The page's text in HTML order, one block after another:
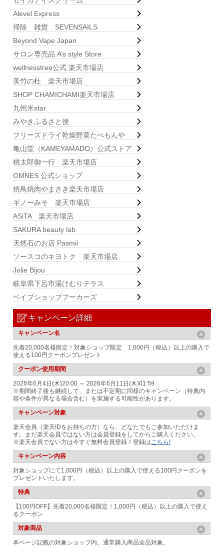
Alevel Express
掃除 雑貨 SEVENSAILS
Beyond Vape Japan
サロン専売品 A’s style Store
wellnesstree公式 楽天市場店
美竹の杜 楽天市場店
SHOP CHAMICHAMI楽天市場店
九州米star
みやきふるさと便
フリーズドライ乾燥野菜たべもんや
亀山堂（KAMEYAMADO）公式ストア
桃太郎御一行 楽天市場店
OMNES 公式ショップ
焼鳥焼肉やまさき楽天市場店
ギノーみそ 楽天市場店
ASiTA 楽天市場店
SAKURA beauty lab.
天然石のお店 Pasmii
ソースコのキヨトク 楽天市場店
Jolie Bijou
岐阜県下呂市湯けむりテラス
ベイプショップフーカーズ
キャンペーン詳細
キャンペーン名
先着20,000名様限定！対象ショップ限定 1,000円（税込）以上の購入で
使える100円クーポンプレゼント
クーポン使用期間
2026年6月4日(木)20:00 ～ 2026年6月11日(木)01:59
※期間終了後も継続して、または不定期に同様のキャンペーン（特典内
容や条件が異なる場合含む）を実施する可能性があります。
キャンペーン対象
楽天会員（楽天IDをお持ちの方）なら、どなたでもご参加いただけま
す。まだ楽天会員ではない方は会員登録をしてからご購入ください。
※楽天会員でない方は今すぐ無料会員登録！登録はこちら!
キャンペーン内容
対象ショップにて1,000円（税込）以上の購入で使える100円クーポンを
プレゼントいたします。
特典
【100円OFF】先着20,000名様限定！1,000円（税込）以上の購入で使え
るクーポン
対象商品
本ページ記載の対象ショップ内、通常購入商品全品対象。